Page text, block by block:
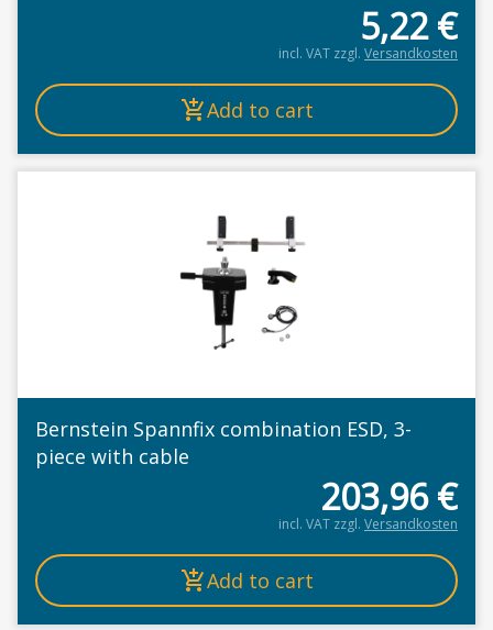
5,22€
incl. VAT zzgl. Versandkosten
Add to cart
Bernstein Spannfix combination ESD, 3-
piece with cable
203,96€
incl. VAT zzgl. Versandkosten
Add to cart